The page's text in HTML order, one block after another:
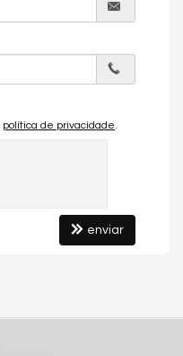
política de privacidade
enviar